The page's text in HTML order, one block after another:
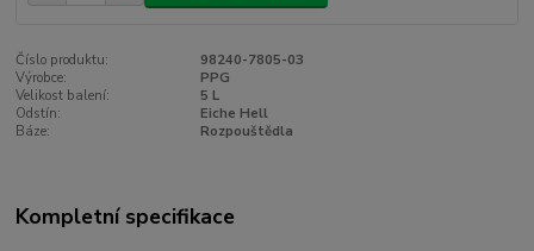
Číslo produktu:
98240-7805-03
Výrobce:
PPG
Velikost balení:
5 L
Odstín:
Eiche Hell
Báze:
Rozpouštědla
Kompletní specifikace